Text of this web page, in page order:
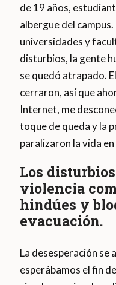
de 19 años,
albergue del
universidades y
disturbios, la gente
se quedó atrapado.
cerraron, así que
Internet, me
toque de queda y la
paralizaron la vida
Los
violencia
hindúes y
evacuación.
La desesperación
esperábamos el fin